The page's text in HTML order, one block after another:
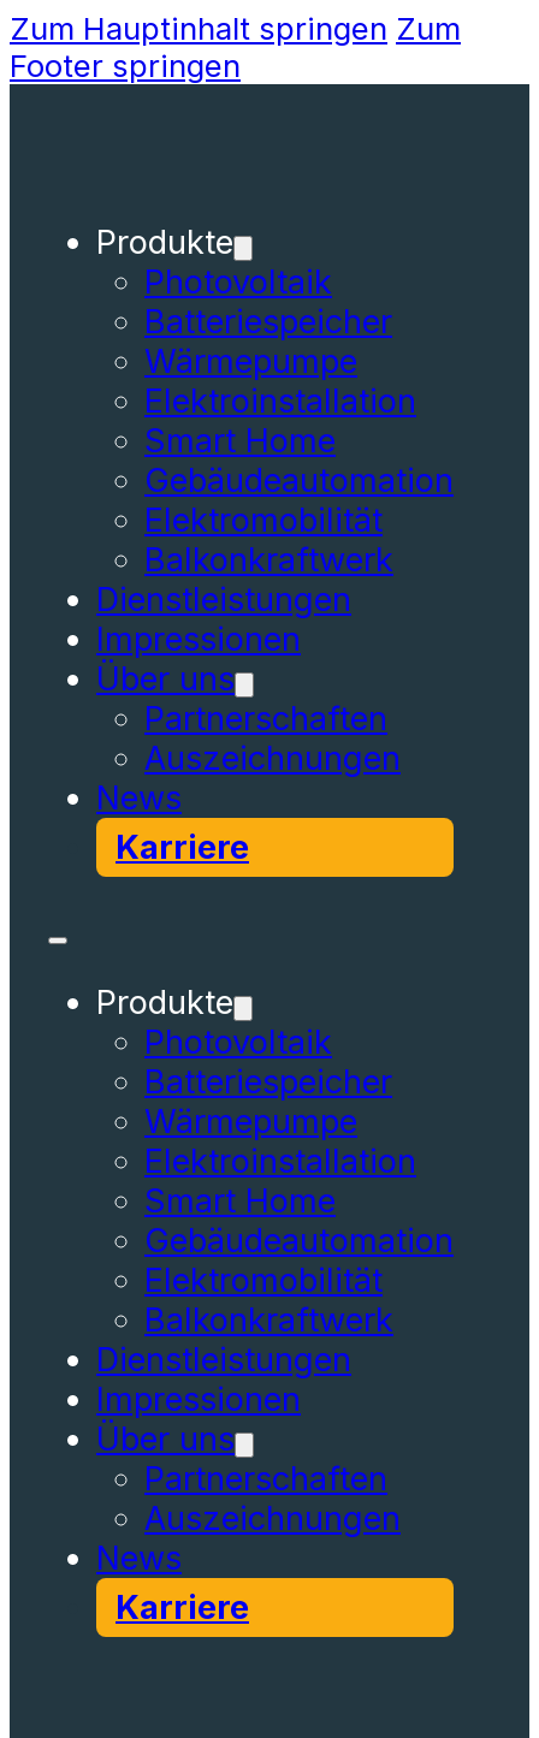
Zum Hauptinhalt springen Zum
Footer springen
Produkte
Photovoltaik
Batteriespeicher
Wärmepumpe
Elektroinstallation
Smart Home
Gebäudeautomation
Elektromobilität
Balkonkraftwerk
Dienstleistungen
Impressionen
Über uns
Partnerschaften
Auszeichnungen
News
Karriere
Produkte
Photovoltaik
Batteriespeicher
Wärmepumpe
Elektroinstallation
Smart Home
Gebäudeautomation
Elektromobilität
Balkonkraftwerk
Dienstleistungen
Impressionen
Über uns
Partnerschaften
Auszeichnungen
News
Karriere